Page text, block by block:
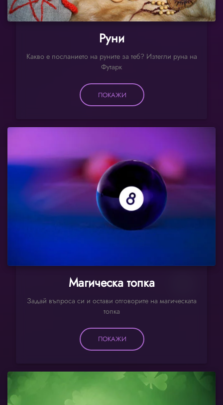
Руни
Какво е посланието на руните за теб? Изтегли руна на
Футарк
ПОКАЖИ
Магическа топка
Задай въпроса си и остави отговорите на магическата
топка
ПОКАЖИ